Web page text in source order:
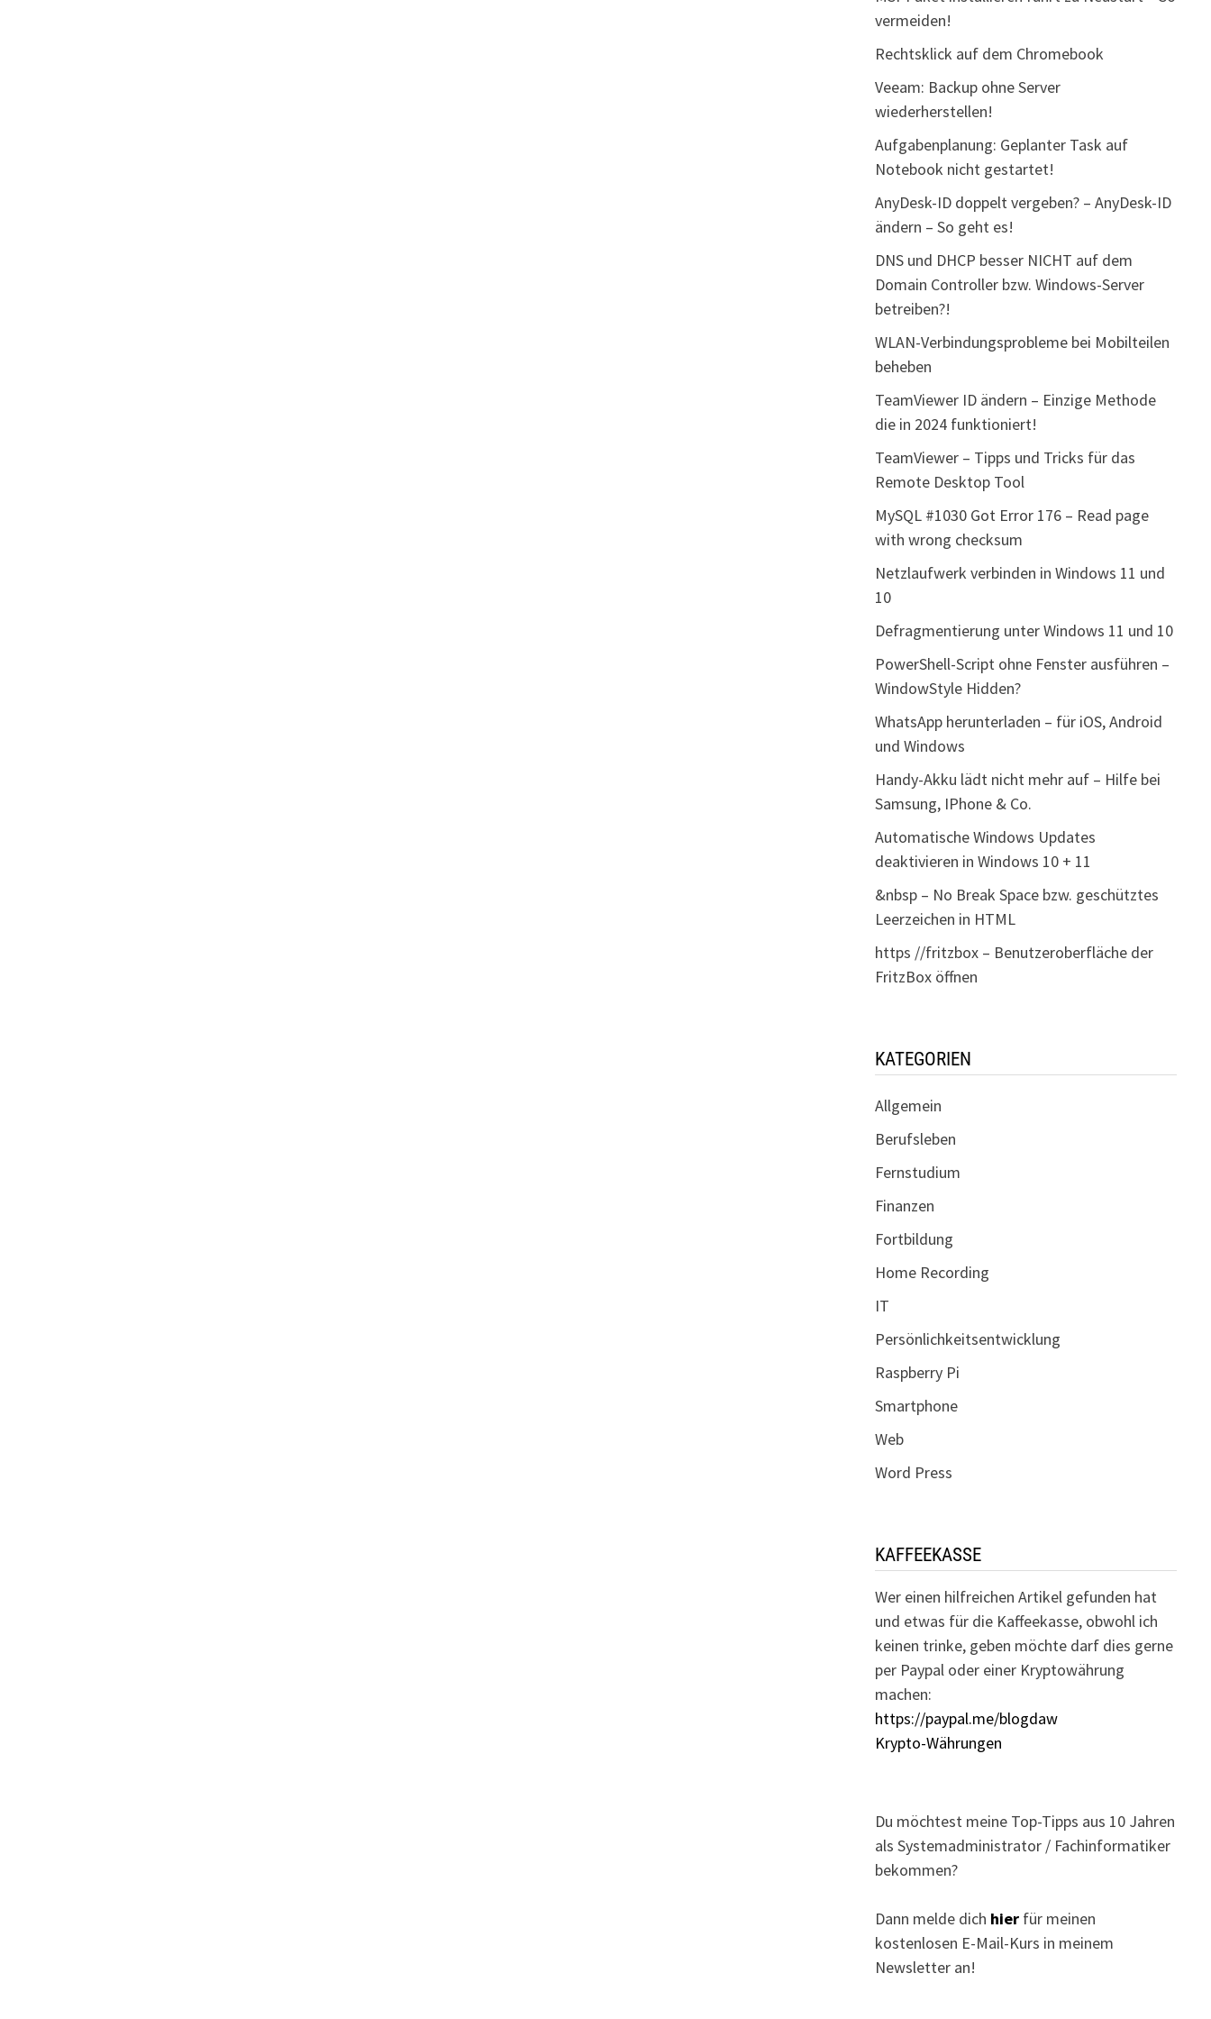
vermeiden!
Rechtsklick auf dem Chromebook
Veeam: Backup ohne Server
wiederherstellen!
Aufgabenplanung: Geplanter Task auf
Notebook nicht gestartet!
AnyDesk-ID doppelt vergeben? – AnyDesk-ID
ändern – So geht es!
DNS und DHCP besser NICHT auf dem
Domain Controller bzw. Windows-Server
betreiben?!
WLAN-Verbindungsprobleme bei Mobilteilen
beheben
TeamViewer ID ändern – Einzige Methode
die in 2024 funktioniert!
TeamViewer – Tipps und Tricks für das
Remote Desktop Tool
MySQL #1030 Got Error 176 – Read page
with wrong checksum
Netzlaufwerk verbinden in Windows 11 und
10
Defragmentierung unter Windows 11 und 10
PowerShell-Script ohne Fenster ausführen –
WindowStyle Hidden?
WhatsApp herunterladen – für iOS, Android
und Windows
Handy-Akku lädt nicht mehr auf – Hilfe bei
Samsung, IPhone & Co.
Automatische Windows Updates
deaktivieren in Windows 10 + 11
&nbsp – No Break Space bzw. geschütztes
Leerzeichen in HTML
https //fritzbox – Benutzeroberfläche der
FritzBox öffnen
KATEGORIEN
Allgemein
Berufsleben
Fernstudium
Finanzen
Fortbildung
Home Recording
IT
Persönlichkeitsentwicklung
Raspberry Pi
Smartphone
Web
Word Press
KAFFEEKASSE
Wer einen hilfreichen Artikel gefunden hat
und etwas für die Kaffeekasse, obwohl ich
keinen trinke, geben möchte darf dies gerne
per Paypal oder einer Kryptowährung
machen:
https://paypal.me/blogdaw
Krypto-Währungen
Du möchtest meine Top-Tipps aus 10 Jahren
als Systemadministrator / Fachinformatiker
bekommen?
Dann melde dich hierfür meinen
kostenlosen E-Mail-Kurs in meinem
Newsletter an!